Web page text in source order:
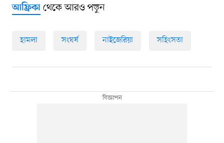
আফ্রিকাথেকে আরও পড়ুন
হামলা সংঘর্ষ নাইজেরিয়া সহিংসতা